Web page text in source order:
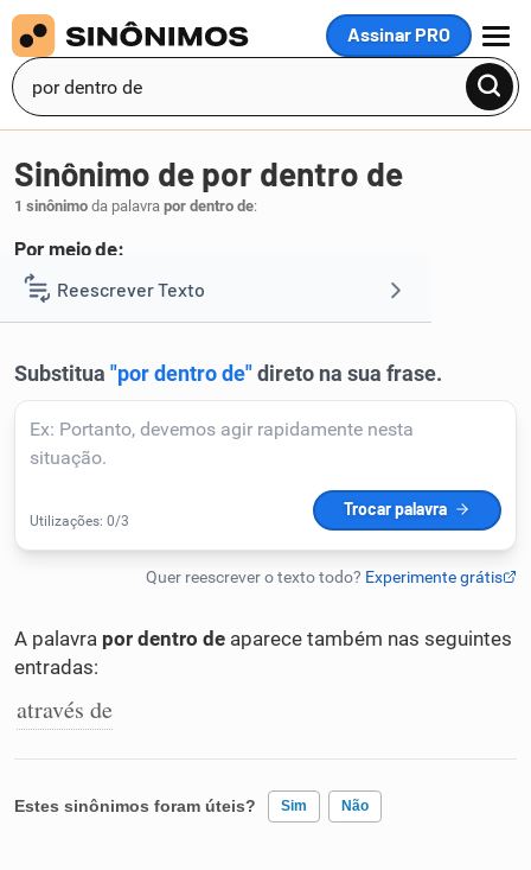
Assinar PRO
MENU
Reescrever Texto
Corrigir Texto
Humanizador de IA
Conexões
Sinônimo de por dentro de
1 sinônimo da palavra por dentro de:
Por meio de:
1 através.
A palavra por dentro de aparece também nas seguintes
entradas:
através de
Estes sinônimos foram úteis? Sim Não